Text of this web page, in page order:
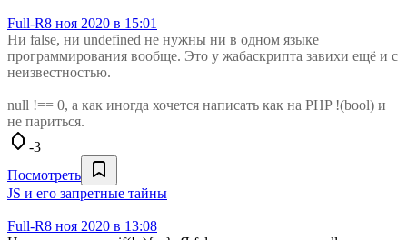
Full-R8 ноя 2020 в 15:01
Ни false, ни undefined не нужны ни в одном языке
программирования вообще. Это у жабаскрипта завихи ещё и с
неизвестностью.
null !== 0, а как иногда хочется написать как на PHP !(bool) и
не париться.
-3
Посмотреть
JS и его запретные тайны
Full-R8 ноя 2020 в 13:08